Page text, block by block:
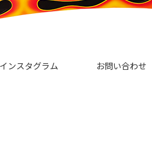
インスタグラム お問い合わせ